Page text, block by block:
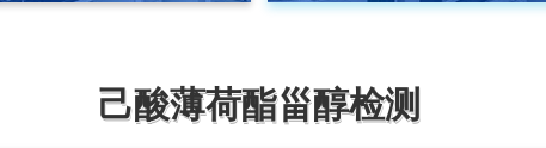
己酸薄荷酯甾醇检测